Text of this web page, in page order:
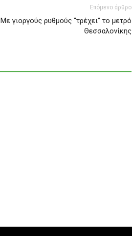
Επόμενο άρθρο
Mε γιοργούς ρυθμούς “τρέχει” το μετρό
Θεσσαλονίκης